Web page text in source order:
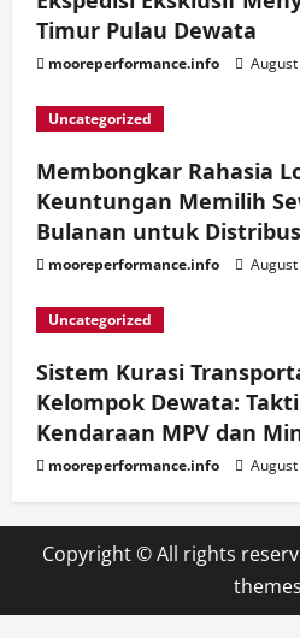
Timur Pulau Dewata
mooreperformance.info
Uncategorized
Membongkar Rahasia
Keuntungan Memilih
Bulanan untuk
mooreperformance.info
Uncategorized
Sistem Kurasi
Kelompok Dewata:
Kendaraan MPV dan
mooreperformance.info
Copyright © All rights